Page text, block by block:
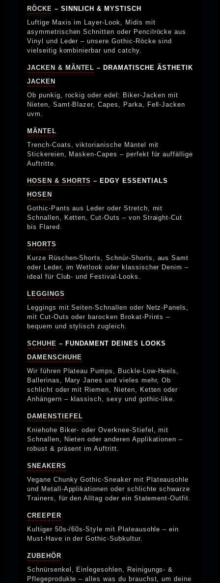
RÖCKE – SINNLICH & MYSTISCH
Luftige Maxis im Layer-Look, Midis mit
asymmetrischen Schnitten oder Pencilröcke aus
Vinyl und Leder – unsere Gothic-Röcke sind
vielseitig kombinierbar und catchy.
JACKEN & MÄNTEL – DRAMATISCHE ÄSTHETIK
JACKEN
Ob punkig, rockig oder edel: Biker-Jacken mit
Nieten, Samt-Blazer, Capes, Parka, Fell-Jacken
uvm.
MÄNTEL
Trench-Coats, viktorianische Mäntel mit
Stickereien, Masken-Capes – perfekt für auffällige
Auftritte.
HOSEN & SHORTS – EDGY ESSENTIALS
HOSEN
Gothic-Pants aus Leder oder Stretch, mit
Schnallen, Ketten, Cut-Outs – von Straight-Cut
bis Flared.
SHORTS
Kurze Rüschen-Shorts, Schnür-Shorts, aus Samt
oder Leder, im Wetlook oder klassischer Denim –
ideal für Club- und Festival-Looks.
LEGGINGS
Leggings mit Seiten-Schnallen oder Netz-Panels,
mit Cut-Outs oder barocken Brokat-Prints –
bequem und stylisch zugleich.
SCHUHE – FUNDAMENT DEINES LOOKS
DAMENSCHUHE
Wir führen Plateau Pumps, Buckle-Low-Heels,
Ballerinas, Mary Janes und vieles mehr, Ob
schlicht oder mit Riemen, Nieten, Ketten oder
Anhängern – klassisch, sexy und gothic-like.
DAMENSTIEFEL
Kniehohe Biker- oder Overknee-Stiefel, mit
Schnallen, Nieten oder anderen Applikationen –
robust & präsent im Auftritt.
SNEAKERS
Vegane Chunky Gothic-Sneaker mit Plateausohle
und Metall-Applikationen oder schlichte schwarze
Trainers, für den Alltag oder ein Statement-Outfit.
CREEPER
Kultiger 50s-/60s-Style mit Plateausohle – ein
Must-Have in der Gothic-Subkultur.
ZUBEHÖR
Schnürsenkel, Einlegesohlen, Reinigungs- &
Pflegeprodukte – alles was du brauchst, um deine